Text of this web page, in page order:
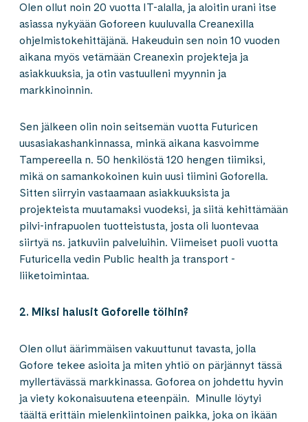
Olen ollut noin 20 vuotta IT-alalla, ja aloitin urani itse
asiassa nykyään Goforeen kuuluvalla Creanexilla
ohjelmistokehittäjänä. Hakeuduin sen noin 10 vuoden
aikana myös vetämään Creanexin projekteja ja
asiakkuuksia, ja otin vastuulleni myynnin ja
markkinoinnin.
Sen jälkeen olin noin seitsemän vuotta Futuricen
uusasiakashankinnassa, minkä aikana kasvoimme
Tampereella n. 50 henkilöstä 120 hengen tiimiksi,
mikä on samankokoinen kuin uusi tiimini Goforella.
Sitten siirryin vastaamaan asiakkuuksista ja
projekteista muutamaksi vuodeksi, ja siitä kehittämään
pilvi-infrapuolen tuotteistusta, josta oli luontevaa
siirtyä ns. jatkuviin palveluihin. Viimeiset puoli vuotta
Futuricella vedin Public health ja transport -
liiketoimintaa.
2. Miksi halusit Goforelle töihin?
Olen ollut äärimmäisen vakuuttunut tavasta, jolla
Gofore tekee asioita ja miten yhtiö on pärjännyt tässä
myllertävässä markkinassa. Goforea on johdettu hyvin
ja viety kokonaisuutena eteenpäin. Minulle löytyi
täältä erittäin mielenkiintoinen paikka, joka on ikään